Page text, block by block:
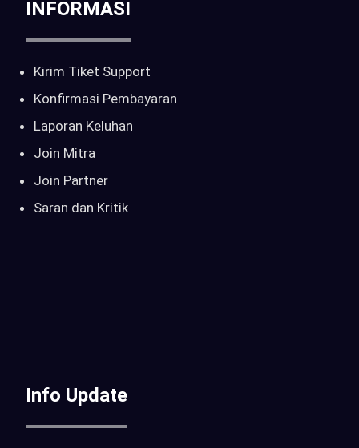
INFORMASI
Kirim Tiket Support
Konfirmasi Pembayaran
Laporan Keluhan
Join Mitra
Join Partner
Saran dan Kritik
Info Update